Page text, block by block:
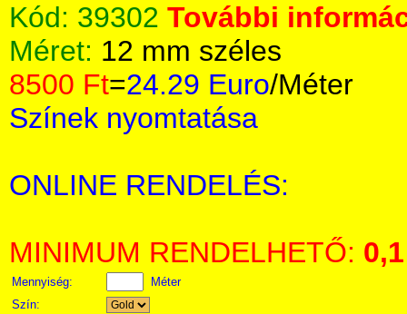
Kód: 39302 További
Méret: 12 mm széles
8500 Ft=24.29 Euro/Méter
Színek nyomtatása
ONLINE RENDELÉS:
MINIMUM RENDELHETŐ: 0,1
Mennyiség:
Méter
Szín: